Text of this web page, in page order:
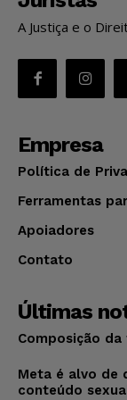
A Justiça e o
Empresa
Política de
Ferramentas
Apoiadores
Contato
Últimas
Composição
Meta é alvo de
conteúdo